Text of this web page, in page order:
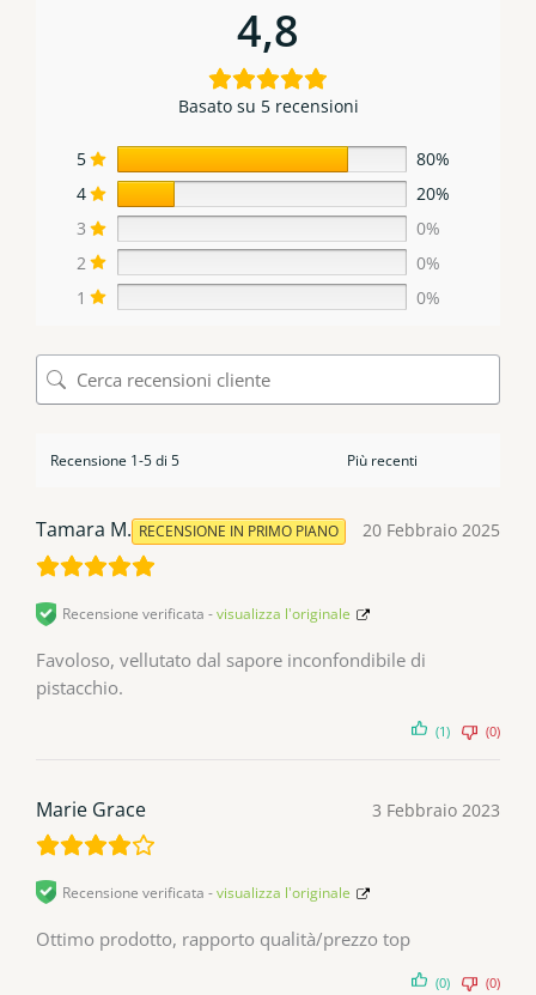
4,8
Basato su 5 recensioni
5
80%
4
20%
3
0%
2
0%
1
0%
Recensione 1-5 di 5
Tamara M. RECENSIONE IN PRIMO PIANO 20 Febbraio 2025
Recensione verificata -visualizza l'originale
Favoloso, vellutato dal sapore inconfondibile di
pistacchio.
(1) (0)
Marie Grace 3 Febbraio 2023
Recensione verificata -visualizza l'originale
Ottimo prodotto, rapporto qualità/prezzo top
(0) (0)